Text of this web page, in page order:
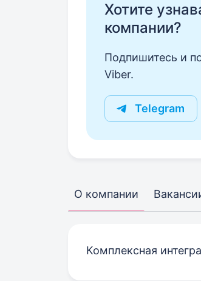
Хотите
компании?
Подпишитесь и
Viber.
Telegram
О компании
Комплексная